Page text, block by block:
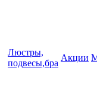
Люстры,
подвесы,бра
Акции